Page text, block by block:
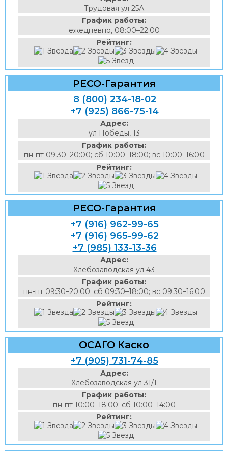
Трудовая ул 25А
График работы:
ежедневно, 08:00–22:00
Рейтинг:
РЕСО-Гарантия
8 (800) 234-18-02
+7 (925) 866-75-14
Адрес:
ул Победы, 13
График работы:
пн-пт 09:30–20:00; сб 10:00–18:00; вс 10:00–16:00
Рейтинг:
РЕСО-Гарантия
+7 (916) 962-99-65
+7 (916) 965-99-62
+7 (985) 133-13-36
Адрес:
Хлебозаводская ул 43
График работы:
пн-пт 09:30–20:00; сб 09:30–18:00; вс 09:30–16:00
Рейтинг:
ОСАГО Каско
+7 (905) 731-74-85
Адрес:
Хлебозаводская ул 31/1
График работы:
пн-пт 10:00–18:00; сб 10:00–14:00
Рейтинг: